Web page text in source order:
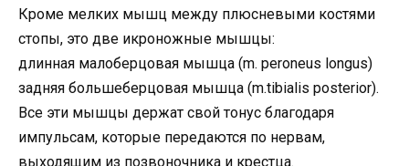
Кроме мелких мышц между плюсневыми костями
стопы, это две икроножные мышцы:
длинная малоберцовая мышца (m. peroneus longus)
задняя большеберцовая мышца (m.tibialis posterior).
Все эти мышцы держат свой тонус благодаря
импульсам, которые передаются по нервам,
выходящим из позвоночника и крестца.